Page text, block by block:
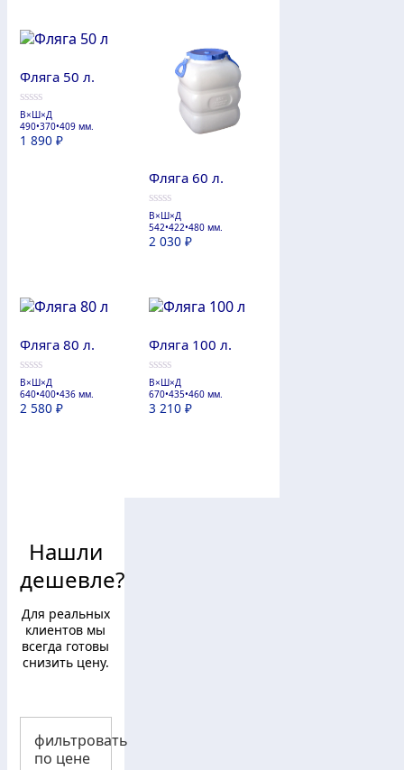
Фляга 50 л.
0
из
5
В×Ш×Д
490•370•409 мм.
1 890 ₽
Фляга 60 л.
0
из
5
В×Ш×Д
542•422•480 мм.
2 030 ₽
Фляга 80 л.
0
из
5
В×Ш×Д
640•400•436 мм.
2 580 ₽
Фляга 100 л.
0
из
5
В×Ш×Д
670•435•460 мм.
3 210 ₽
Нашли
дешевле?
Для реальных
клиентов мы
всегда готовы
снизить цену.
фильтровать
по цене